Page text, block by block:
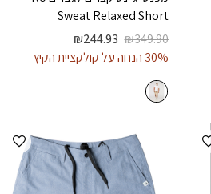
Sweat Relaxed Short
₪349.90
₪244.93
30% הנחה על קולקציית הקיץ
הוספה למועדפים